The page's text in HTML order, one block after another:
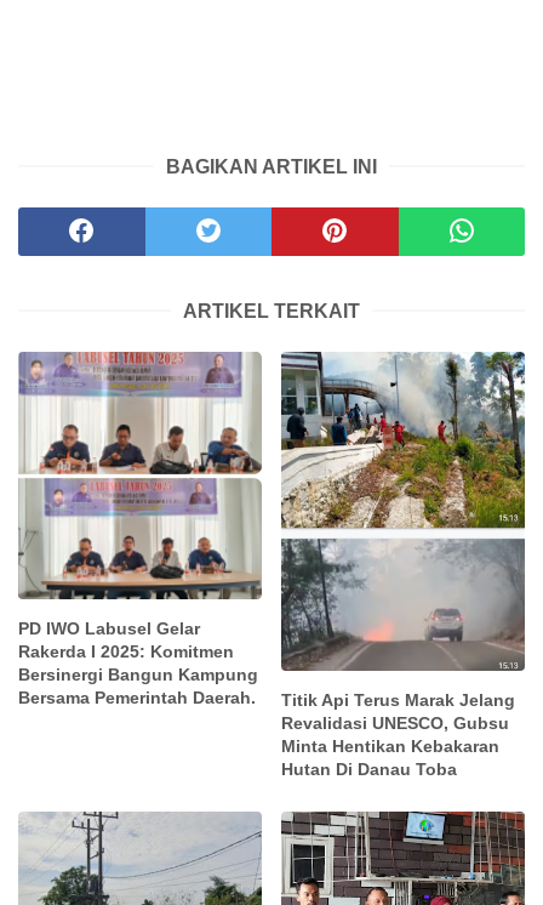
BAGIKAN ARTIKEL INI
ARTIKEL TERKAIT
PD IWO Labusel Gelar
Rakerda I 2025: Komitmen
Bersinergi Bangun Kampung
Bersama Pemerintah Daerah.
Titik Api Terus Marak Jelang
Revalidasi UNESCO, Gubsu
Minta Hentikan Kebakaran
Hutan Di Danau Toba